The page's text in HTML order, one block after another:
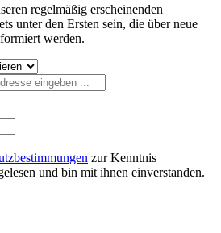
regelmäßig erscheinenden
unter den Ersten sein, die über neue
werden.
zur Kenntnis
und bin mit ihnen einverstanden.